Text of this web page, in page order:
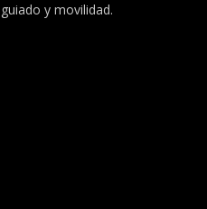
y movilidad.